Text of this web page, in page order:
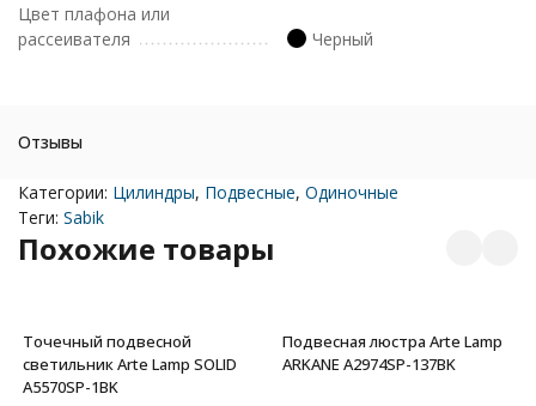
Цвет плафона или
рассеивателя
Черный
Отзывы
Категории: Цилиндры, Подвесные, Одиночные
Теги: Sabik
Похожие товары
Точечный подвесной
светильник Arte Lamp SOLID
A5570SP-1BK
Подвесная люстра Arte Lamp
ARKANE A2974SP-137BK